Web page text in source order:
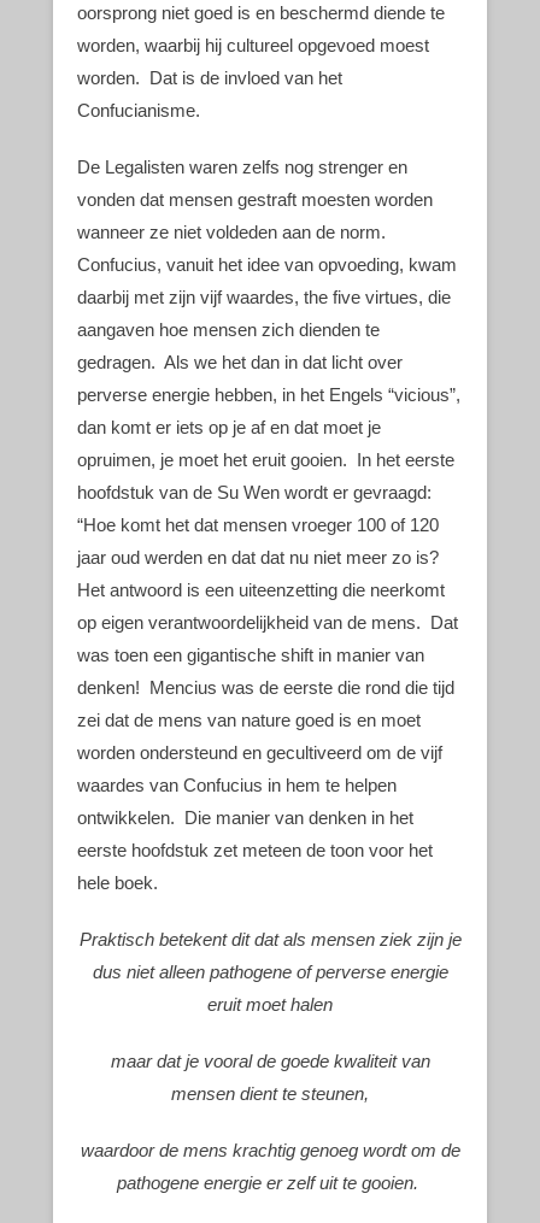
oorsprong niet goed is en beschermd diende te
worden, waarbij hij cultureel opgevoed moest
worden. Dat is de invloed van het
Confucianisme.
De Legalisten waren zelfs nog strenger en
vonden dat mensen gestraft moesten worden
wanneer ze niet voldeden aan de norm.
Confucius, vanuit het idee van opvoeding, kwam
daarbij met zijn vijf waardes, the five virtues, die
aangaven hoe mensen zich dienden te
gedragen. Als we het dan in dat licht over
perverse energie hebben, in het Engels “vicious”,
dan komt er iets op je af en dat moet je
opruimen, je moet het eruit gooien. In het eerste
hoofdstuk van de Su Wen wordt er gevraagd:
“Hoe komt het dat mensen vroeger 100 of 120
jaar oud werden en dat dat nu niet meer zo is?
Het antwoord is een uiteenzetting die neerkomt
op eigen verantwoordelijkheid van de mens. Dat
was toen een gigantische shift in manier van
denken! Mencius was de eerste die rond die tijd
zei dat de mens van nature goed is en moet
worden ondersteund en gecultiveerd om de vijf
waardes van Confucius in hem te helpen
ontwikkelen. Die manier van denken in het
eerste hoofdstuk zet meteen de toon voor het
hele boek.
Praktisch betekent dit dat als mensen ziek zijn je
dus niet alleen pathogene of perverse energie
eruit moet halen
maar dat je vooral de goede kwaliteit van
mensen dient te steunen,
waardoor de mens krachtig genoeg wordt om de
pathogene energie er zelf uit te gooien.